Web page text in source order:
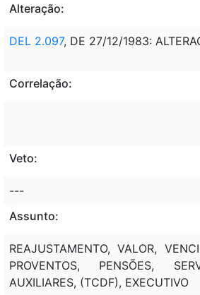
Alteração:
DEL 2.097, DE 27/12/1983:
Correlação:
Veto:
---
Assunto:
REAJUSTAMENTO, VALOR,
PROVENTOS, PENSÕES,
AUXILIARES, (TCDF), EXECUTIVO